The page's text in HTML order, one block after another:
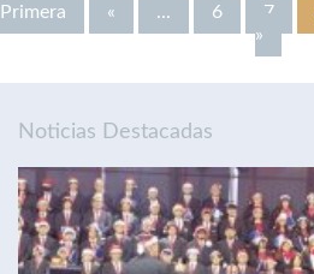
Primera
« ... 6 7
»
Noticias Destacadas